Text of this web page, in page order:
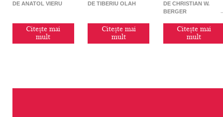
DE ANATOL VIERU
Citește mai
mult
DE TIBERIU OLAH
Citește mai
mult
DE CHRISTIAN W.
BERGER
Citește mai
mult